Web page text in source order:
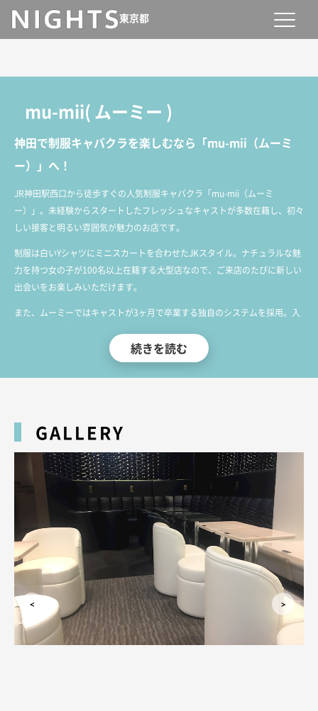
東京都
mu-mii( ムーミー )
神田で制服キャバクラを楽しむなら「mu-mii（ムーミ
ー）」へ！
JR神田駅西口から徒歩すぐの人気制服キャバクラ「mu-mii（ムーミ
ー）」。未経験からスタートしたフレッシュなキャストが多数在籍し、初々
しい接客と明るい雰囲気が魅力のお店です。
制服は白いYシャツにミニスカートを合わせたJKスタイル。ナチュラルな魅
力を持つ女の子が100名以上在籍する大型店なので、ご来店のたびに新しい
出会いをお楽しみいただけます。
また、ムーミーではキャストが3ヶ月で卒業する独自のシステムを採用。入
過ごし卒業するため、いつ訪れてもフレッシュなキャストと出会えるのが特
お立ち寄りください。
しいひとときをお過ごしください。
続きを読む
GALLERY